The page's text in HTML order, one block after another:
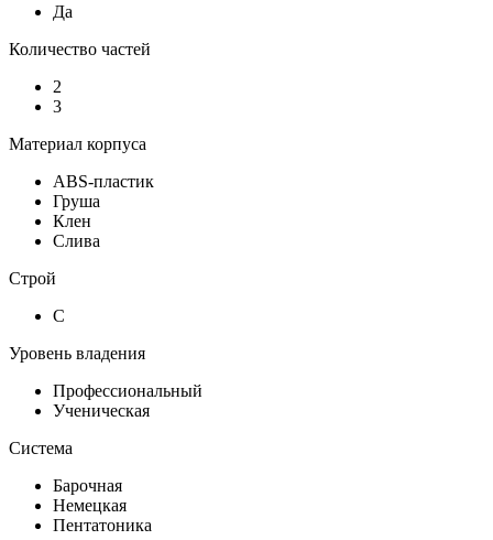
Да
Количество частей
2
3
Материал корпуса
ABS-пластик
Груша
Клен
Слива
Строй
C
Уровень владения
Профессиональный
Ученическая
Система
Барочная
Немецкая
Пентатоника